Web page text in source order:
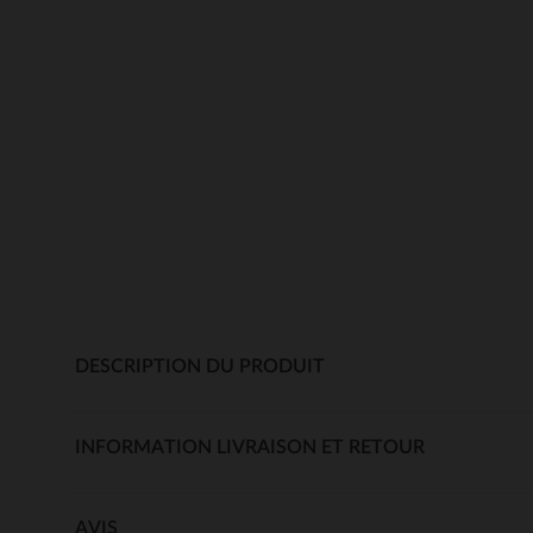
DESCRIPTION DU PRODUIT
INFORMATION LIVRAISON ET RETOUR
AVIS